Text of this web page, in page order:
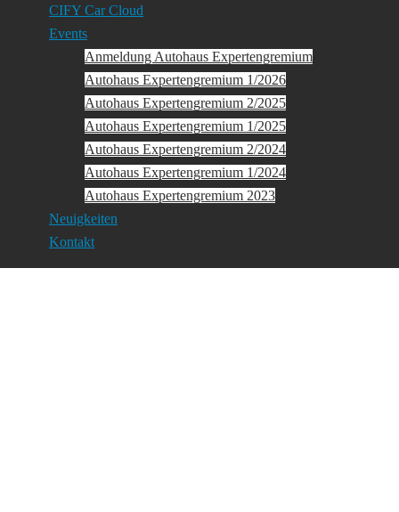
CIFY Car Cloud
Events
Anmeldung Autohaus Expertengremium
Autohaus Expertengremium 1/2026
Autohaus Expertengremium 2/2025
Autohaus Expertengremium 1/2025
Autohaus Expertengremium 2/2024
Autohaus Expertengremium 1/2024
Autohaus Expertengremium 2023
Neuigkeiten
Kontakt